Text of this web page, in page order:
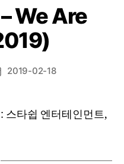
We Are
2019-02-18
스타쉽 엔터테인먼트,